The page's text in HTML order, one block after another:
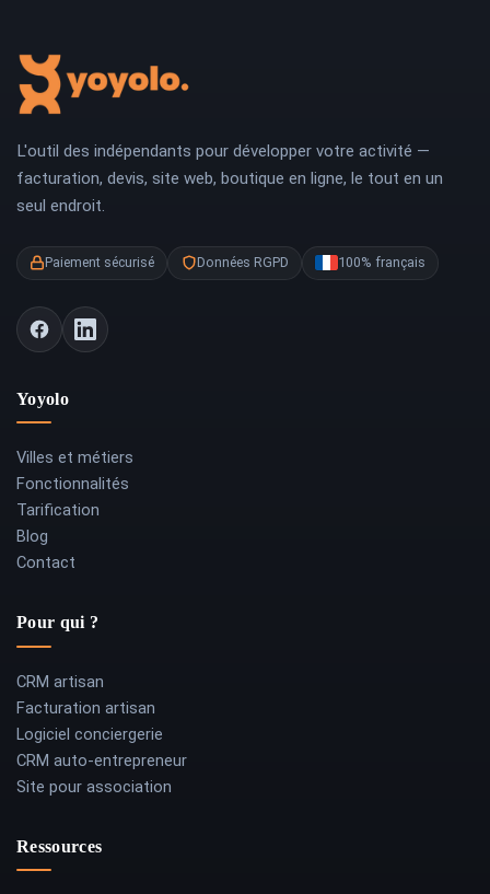
L'outil des indépendants pour développer votre activité —
facturation, devis, site web, boutique en ligne, le tout en un
seul endroit.
Paiement sécurisé Données RGPD 100% français
Yoyolo
Villes et métiers
Fonctionnalités
Tarification
Blog
Contact
Pour qui ?
CRM artisan
Facturation artisan
Logiciel conciergerie
CRM auto-entrepreneur
Site pour association
Ressources